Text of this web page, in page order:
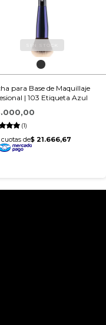
para Base de Maquillaje
| 103 Etiqueta Azul
(1)